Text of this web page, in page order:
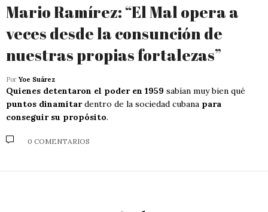
Mario Ramírez: “El Mal opera a
veces desde la consunción de
nuestras propias fortalezas”
Por Yoe Suárez
Quienes detentaron el poder en 1959 sabían muy bien qué
puntos dinamitardentro de la sociedad cubana para
conseguir su propósito.
0 COMENTARIOS